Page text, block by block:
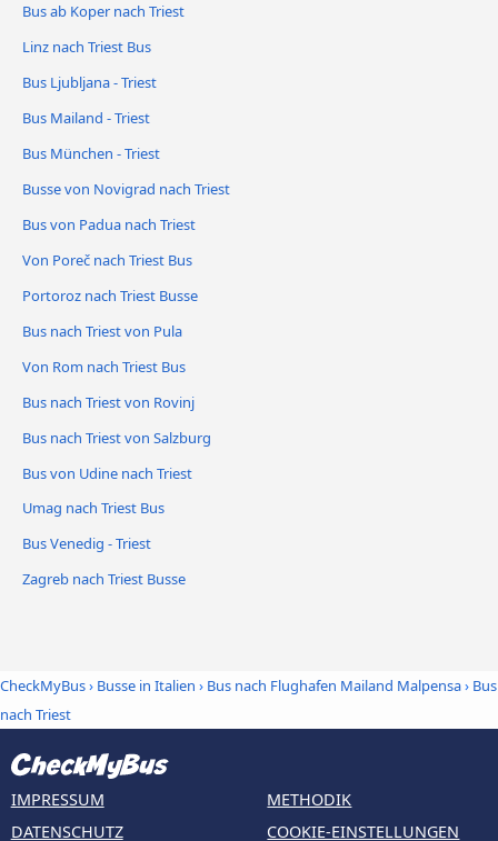
Bus ab Koper nach Triest
Linz nach Triest Bus
Bus Ljubljana - Triest
Bus Mailand - Triest
Bus München - Triest
Busse von Novigrad nach Triest
Bus von Padua nach Triest
Von Poreč nach Triest Bus
Portoroz nach Triest Busse
Bus nach Triest von Pula
Von Rom nach Triest Bus
Bus nach Triest von Rovinj
Bus nach Triest von Salzburg
Bus von Udine nach Triest
Umag nach Triest Bus
Bus Venedig - Triest
Zagreb nach Triest Busse
CheckMyBus› Busse in Italien › Bus nach Flughafen Mailand Malpensa› Bus
nach Triest
IMPRESSUM
DATENSCHUTZ
METHODIK
COOKIE-EINSTELLUNGEN